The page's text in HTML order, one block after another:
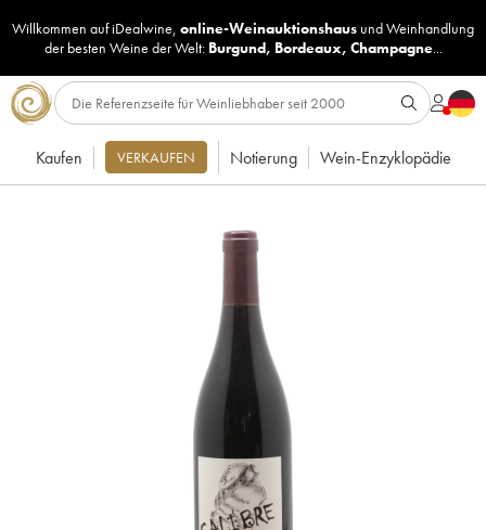
Willkommen auf iDealwine, online-Weinauktionshaus undWeinhandlung
der besten Weine der Welt: Burgund, Bordeaux, Champagne...
Kaufen VERKAUFEN Notierung Wein-Enzyklopädie